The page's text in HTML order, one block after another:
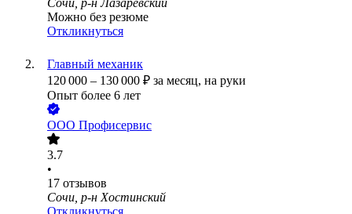
Сочи, р-н Лазаревский
Можно без резюме
Откликнуться
Главный механик
120 000 – 130 000 ₽ за месяц, на руки
Опыт более 6 лет
ООО Профисервис
3.7
•
17 отзывов
Сочи, р-н Хостинский